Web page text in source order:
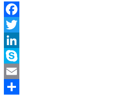
Facebook
Twitter
LinkedIn
Skype
Email